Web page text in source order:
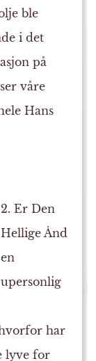
ble
i det
på
våre
Hans
2. Er Den
Hellige Ånd
en
upersonlig
hvorfor har
lyve for